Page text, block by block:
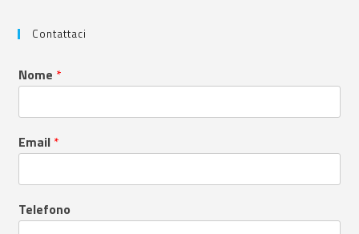
Contattaci
Nome *
Email *
Telefono